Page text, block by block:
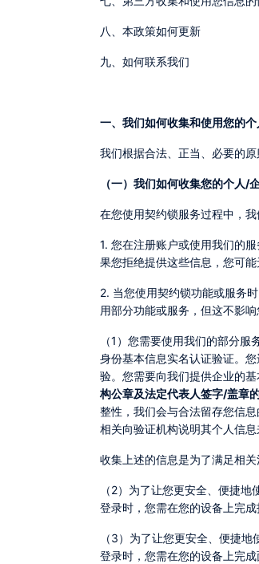
八、本政策如何更新
九、如何联系我们
一、我们如何收集和使用您的
我们根据合法、正当、必要的
（一）我们如何收集您的个人
在您使用契约锁服务过程中，
1. 您在注册账户或使用我们
果您拒绝提供这些信息，您可
2. 当您使用契约锁功能或服务时，在下列情形中，您可能需要向我们提供或授权我们收集相应服务所需的个人信息。如您拒绝提供部分功能或服务所需的个人信息，您可能无法使
用部分功能或服务，但这不影
（1）您需要使用我们的部
身份基本信息实名认证验证。
验。您需要向我们提供企业的基
构公章及法定代表人签字/盖章
整性，我们会与合法留存您信
相关向验证机构说明其个人信
收集上述的信息是为了满足相
（2）为了让您更安全、便捷地使用登录服务，如您的设备与契约锁App版本均支持指纹功能，您可选择开通指纹登录功能。您需在您的设备上录入您的指纹信息，在您进行指纹
登录时，您需在您的设备上完
（3）为了让您更安全、便捷地使用登录服务，如您的设备与契约锁App版本均支持面容功能，您可选择开通面容登录功能。您需在您的设备上录入您的面容信息，在您进行面容
登录时，您需在您的设备上完